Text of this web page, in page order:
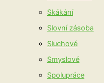
Skákání
Slovní zásoba
Sluchové
Smyslové
Spolupráce